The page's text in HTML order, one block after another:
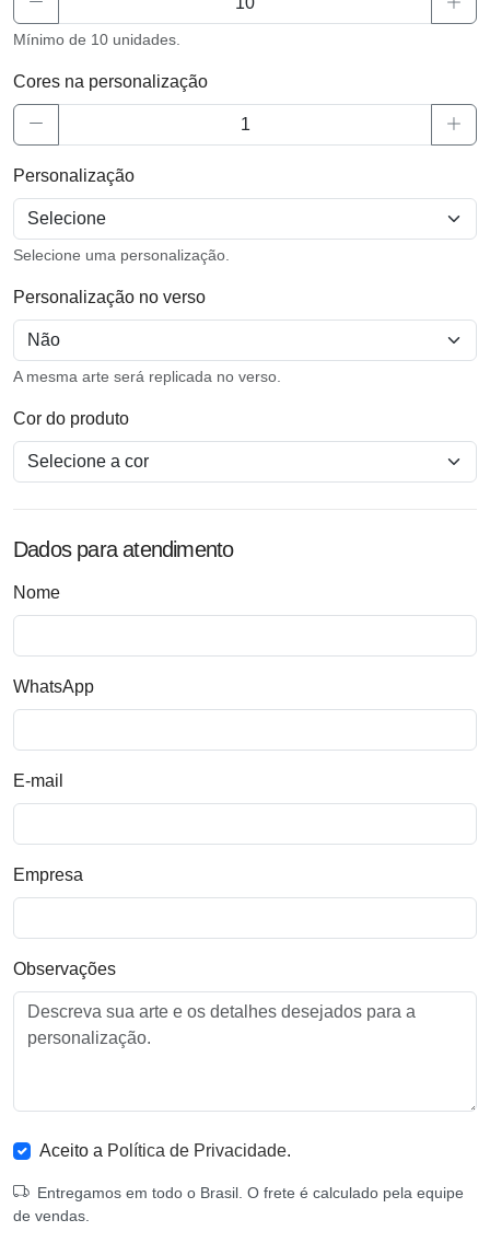
Mínimo de 10 unidades.
Cores na personalização
Personalização
Selecione uma personalização.
Personalização no verso
A mesma arte será replicada no verso.
Cor do produto
Dados para atendimento
Nome
WhatsApp
E-mail
Empresa
Observações
Aceito a Política de Privacidade.
Entregamos em todo o Brasil. O frete é calculado pela equipe
de vendas.